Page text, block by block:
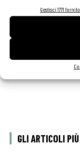
Gestisci 1771
Due
GLI ARTICOLI